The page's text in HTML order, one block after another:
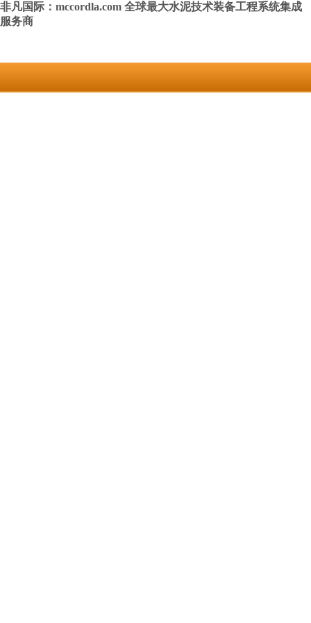
非凡国际：mccordla.com 全球最大水泥技术装备工程系统集成
服务商